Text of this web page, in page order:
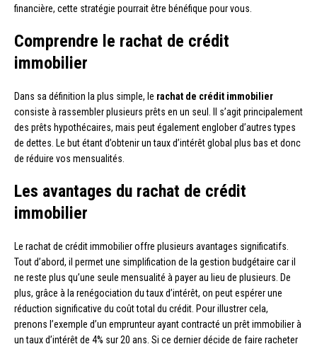
financière, cette stratégie pourrait être bénéfique pour vous.
Comprendre le rachat de crédit
immobilier
Dans sa définition la plus simple, le rachat de crédit immobilier
consiste à rassembler plusieurs prêts en un seul. Il s’agit principalement
des prêts hypothécaires, mais peut également englober d’autres types
de dettes. Le but étant d’obtenir un taux d’intérêt global plus bas et donc
de réduire vos mensualités.
Les avantages du rachat de crédit
immobilier
Le rachat de crédit immobilier offre plusieurs avantages significatifs.
Tout d’abord, il permet une simplification de la gestion budgétaire car il
ne reste plus qu’une seule mensualité à payer au lieu de plusieurs. De
plus, grâce à la renégociation du taux d’intérêt, on peut espérer une
réduction significative du coût total du crédit. Pour illustrer cela,
prenons l’exemple d’un emprunteur ayant contracté un prêt immobilier à
un taux d’intérêt de 4% sur 20 ans. Si ce dernier décide de faire racheter